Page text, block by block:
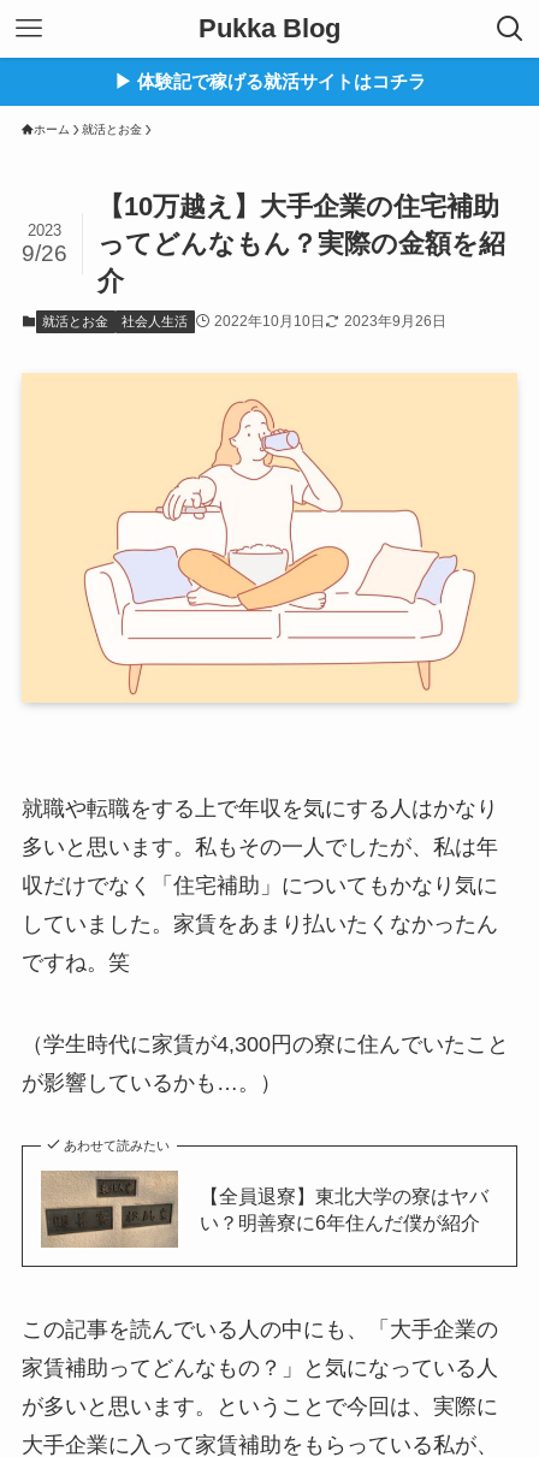
Pukka Blog
▶︎ 体験記で稼げる就活サイトはコチラ
ホーム 就活とお金
【10万越え】大手企業の住宅補助
ってどんなもん？実際の金額を紹
介
2023
9/26
就活とお金 社会人生活 2022年10月10日 2023年9月26日
就職や転職をする上で年収を気にする人はかなり
多いと思います。私もその一人でしたが、私は年
収だけでなく「住宅補助」についてもかなり気に
していました。家賃をあまり払いたくなかったん
ですね。笑
（学生時代に家賃が4,300円の寮に住んでいたこと
が影響しているかも…。）
あわせて読みたい
【全員退寮】東北大学の寮はヤバ
い？明善寮に6年住んだ僕が紹介
この記事を読んでいる人の中にも、「大手企業の
家賃補助ってどんなもの？」と気になっている人
が多いと思います。ということで今回は、実際に
大手企業に入って家賃補助をもらっている私が、